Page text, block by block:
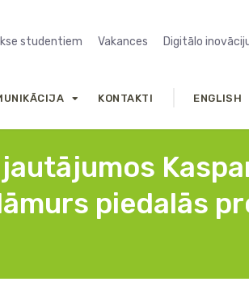
studentiem Vakances Digitālo
KONTAKTI ENGLISH
piedalās